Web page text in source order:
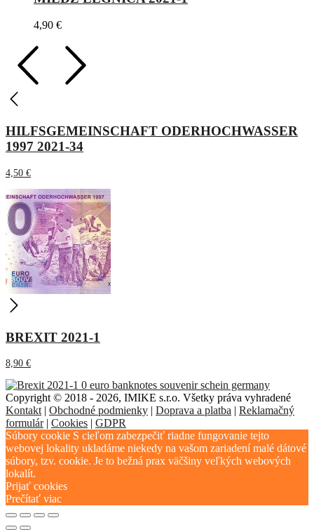
4,90 €
HILFSGEMEINSCHAFT ODERHOCHWASSER
1997 2021-34
4,50 €
BREXIT 2021-1
8,90 €
Copyright © 2018 - 2026, IMIKE s.r.o. Všetky práva vyhradené
Kontakt | Obchodné podmienky | Doprava a platba | Reklamačný
formulár| Cookies | GDPR
Súbory cookie S cieľom zabezpečiť riadne fungovanie tejto
webovej lokality ukladáme niekedy na vašom zariadení malé dátové
súbory, tzv. cookie. Je to bežná prax väčšiny veľkých webových
lokalít.
Prijať cookies
Prečítať viac